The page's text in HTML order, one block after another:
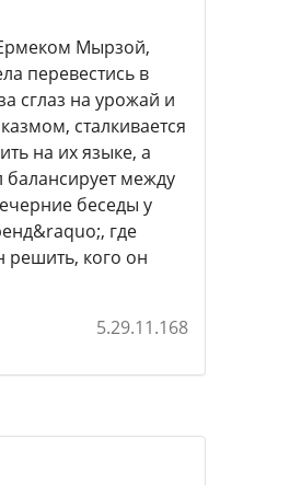
Мырзой,
перевестись в
сглаз на урожай и
сталкивается
на их языке, а
балансирует между
беседы у
где
решить, кого он
5.29.11.168